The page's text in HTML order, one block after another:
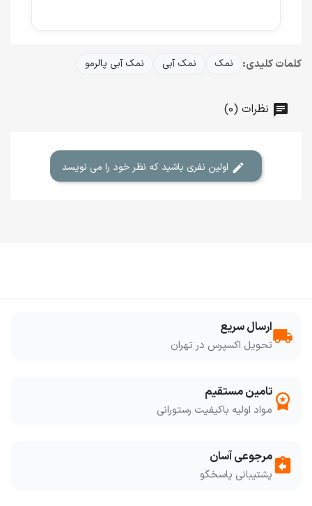
کلمات کلیدی: نمک نمک آبی نمک آبی پالرمو
نظرات (0)
local_shippingارسال سریع
تحویل اکسپرس در تهران
workspace_premium تامین مستقیم
مواد اولیه باکیفیت رستورانی
assignment_returnمرجوعی آسان
پشتیبانی پاسخگو